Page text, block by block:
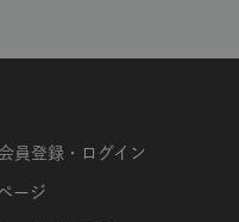
員登録・ログイン
ージ